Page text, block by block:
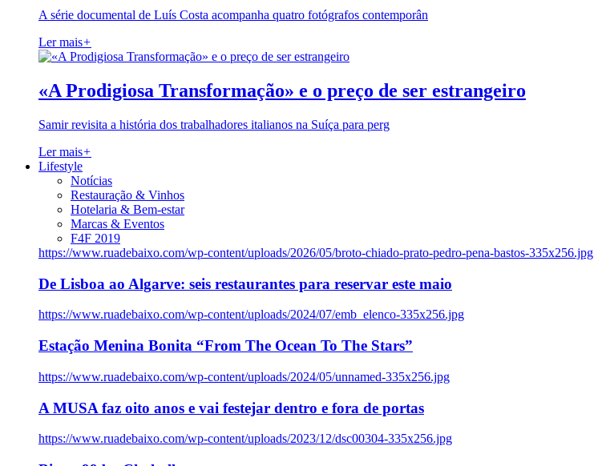
A série documental de Luís Costa acompanha quatro fotógrafos contemporân
Ler mais+
«A Prodigiosa Transformação» e o preço de ser estrangeiro
Samir revisita a história dos trabalhadores italianos na Suíça para perg
Ler mais+
Lifestyle
Notícias
Restauração & Vinhos
Hotelaria & Bem-estar
Marcas & Eventos
F4F 2019
https://www.ruadebaixo.com/wp-content/uploads/2026/05/broto-chiado-prato-pedro-pena-bastos-335x256.jpg
De Lisboa ao Algarve: seis restaurantes para reservar este maio
https://www.ruadebaixo.com/wp-content/uploads/2024/07/emb_elenco-335x256.jpg
Estação Menina Bonita “From The Ocean To The Stars”
https://www.ruadebaixo.com/wp-content/uploads/2024/05/unnamed-335x256.jpg
A MUSA faz oito anos e vai festejar dentro e fora de portas
https://www.ruadebaixo.com/wp-content/uploads/2023/12/dsc00304-335x256.jpg